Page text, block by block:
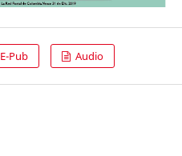
E-Pub Audio